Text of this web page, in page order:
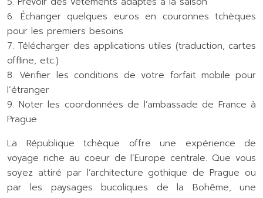
6. Échanger quelques euros en couronnes tchèques
pour les premiers besoins
7. Télécharger des applications utiles (traduction, cartes
offline, etc.)
8. Vérifier les conditions de votre forfait mobile pour
l’étranger
9. Noter les coordonnées de l’ambassade de France à
Prague
La République tchèque offre une expérience de
voyage riche au coeur de l’Europe centrale. Que vous
soyez attiré par l’architecture gothique de Prague ou
par les paysages bucoliques de la Bohême, une